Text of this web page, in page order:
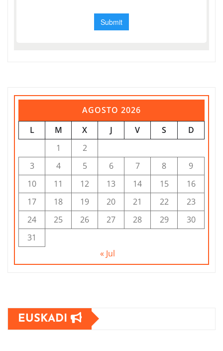
AGOSTO 2026
L
M X J V S
D
1
2
3
4 5 6 7 8
9
10
11 12 13 14 15
16
17
18 19 20 21 22
23
24
25 26 27 28 29
30
31
« Jul
EUSKADI